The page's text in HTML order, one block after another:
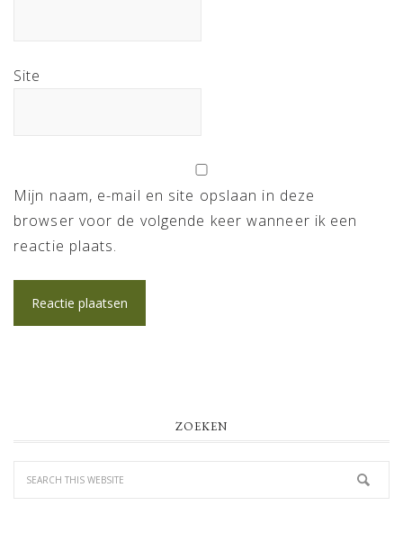
Site
Mijn naam, e-mail en site opslaan in deze
browser voor de volgende keer wanneer ik een
reactie plaats.
ZOEKEN